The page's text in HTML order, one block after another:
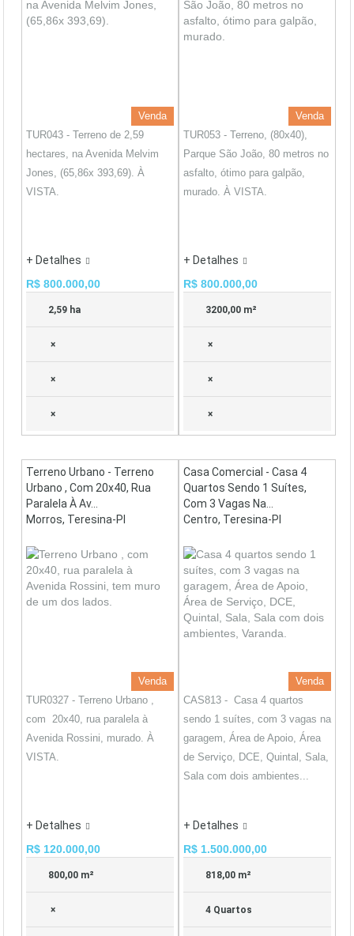
Venda
TUR043 - Terreno de 2,59
hectares, na Avenida Melvim
Jones, (65,86x 393,69). À
VISTA.
+ Detalhes
R$ 800.000,00
2,59 ha
×
×
×
Venda
TUR053 - Terreno, (80x40),
Parque São João, 80 metros no
asfalto, ótimo para galpão,
murado. À VISTA.
+ Detalhes
R$ 800.000,00
3200,00 m²
×
×
×
Terreno Urbano - Terreno
Urbano , Com 20x40, Rua
Paralela À Av...
Morros, Teresina-PI
Venda
TUR0327 - Terreno Urbano ,
com 20x40, rua paralela à
Avenida Rossini, murado. À
VISTA.
+ Detalhes
R$ 120.000,00
800,00 m²
×
Casa Comercial - Casa 4
Quartos Sendo 1 Suítes,
Com 3 Vagas Na...
Centro, Teresina-PI
Venda
CAS813 - Casa 4 quartos
sendo 1 suítes, com 3 vagas na
garagem, Área de Apoio, Área
de Serviço, DCE, Quintal, Sala,
Sala com dois ambientes...
+ Detalhes
R$ 1.500.000,00
818,00 m²
4 Quartos